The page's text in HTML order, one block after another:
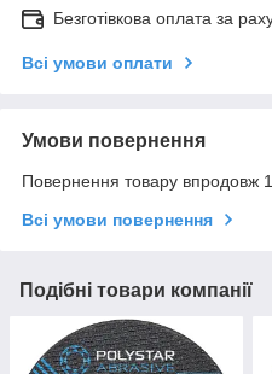
Безготівкова оплата за
Всі умови оплати
Умови повернення
Повернення товару впродовж
Всі умови повернення
Подібні товари компанії